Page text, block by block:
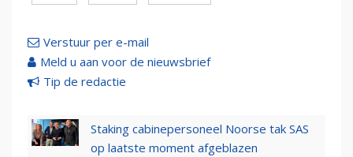
Verstuur per e-mail
Meld u aan voor de nieuwsbrief
Tip de redactie
Staking cabinepersoneel Noorse tak SAS
op laatste moment afgeblazen